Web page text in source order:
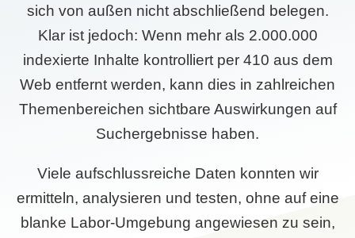
sich von außen nicht abschließend belegen.
Klar ist jedoch: Wenn mehr als 2.000.000
indexierte Inhalte kontrolliert per 410 aus dem
Web entfernt werden, kann dies in zahlreichen
Themenbereichen sichtbare Auswirkungen auf
Suchergebnisse haben.
Viele aufschlussreiche Daten konnten wir
ermitteln, analysieren und testen, ohne auf eine
blanke Labor-Umgebung angewiesen zu sein,